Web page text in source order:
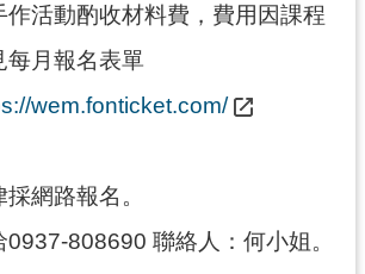
作活動酌收材料費，費用因課程
每月報名表單
wem.fonticket.com/
網路報名。
808690 聯絡人：何小姐。